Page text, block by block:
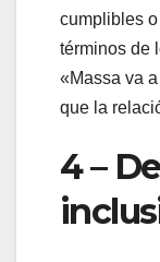
cumplibles
términos de
«Massa va
que la
4 –